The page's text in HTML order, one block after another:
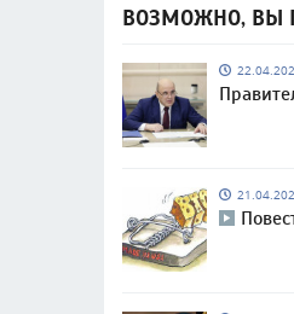
ВОЗМОЖНО, ВЫ